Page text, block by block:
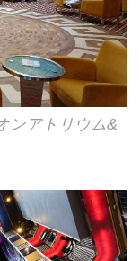
ンアトリウム&